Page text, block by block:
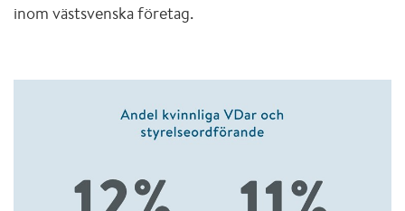
inom västsvenska företag.